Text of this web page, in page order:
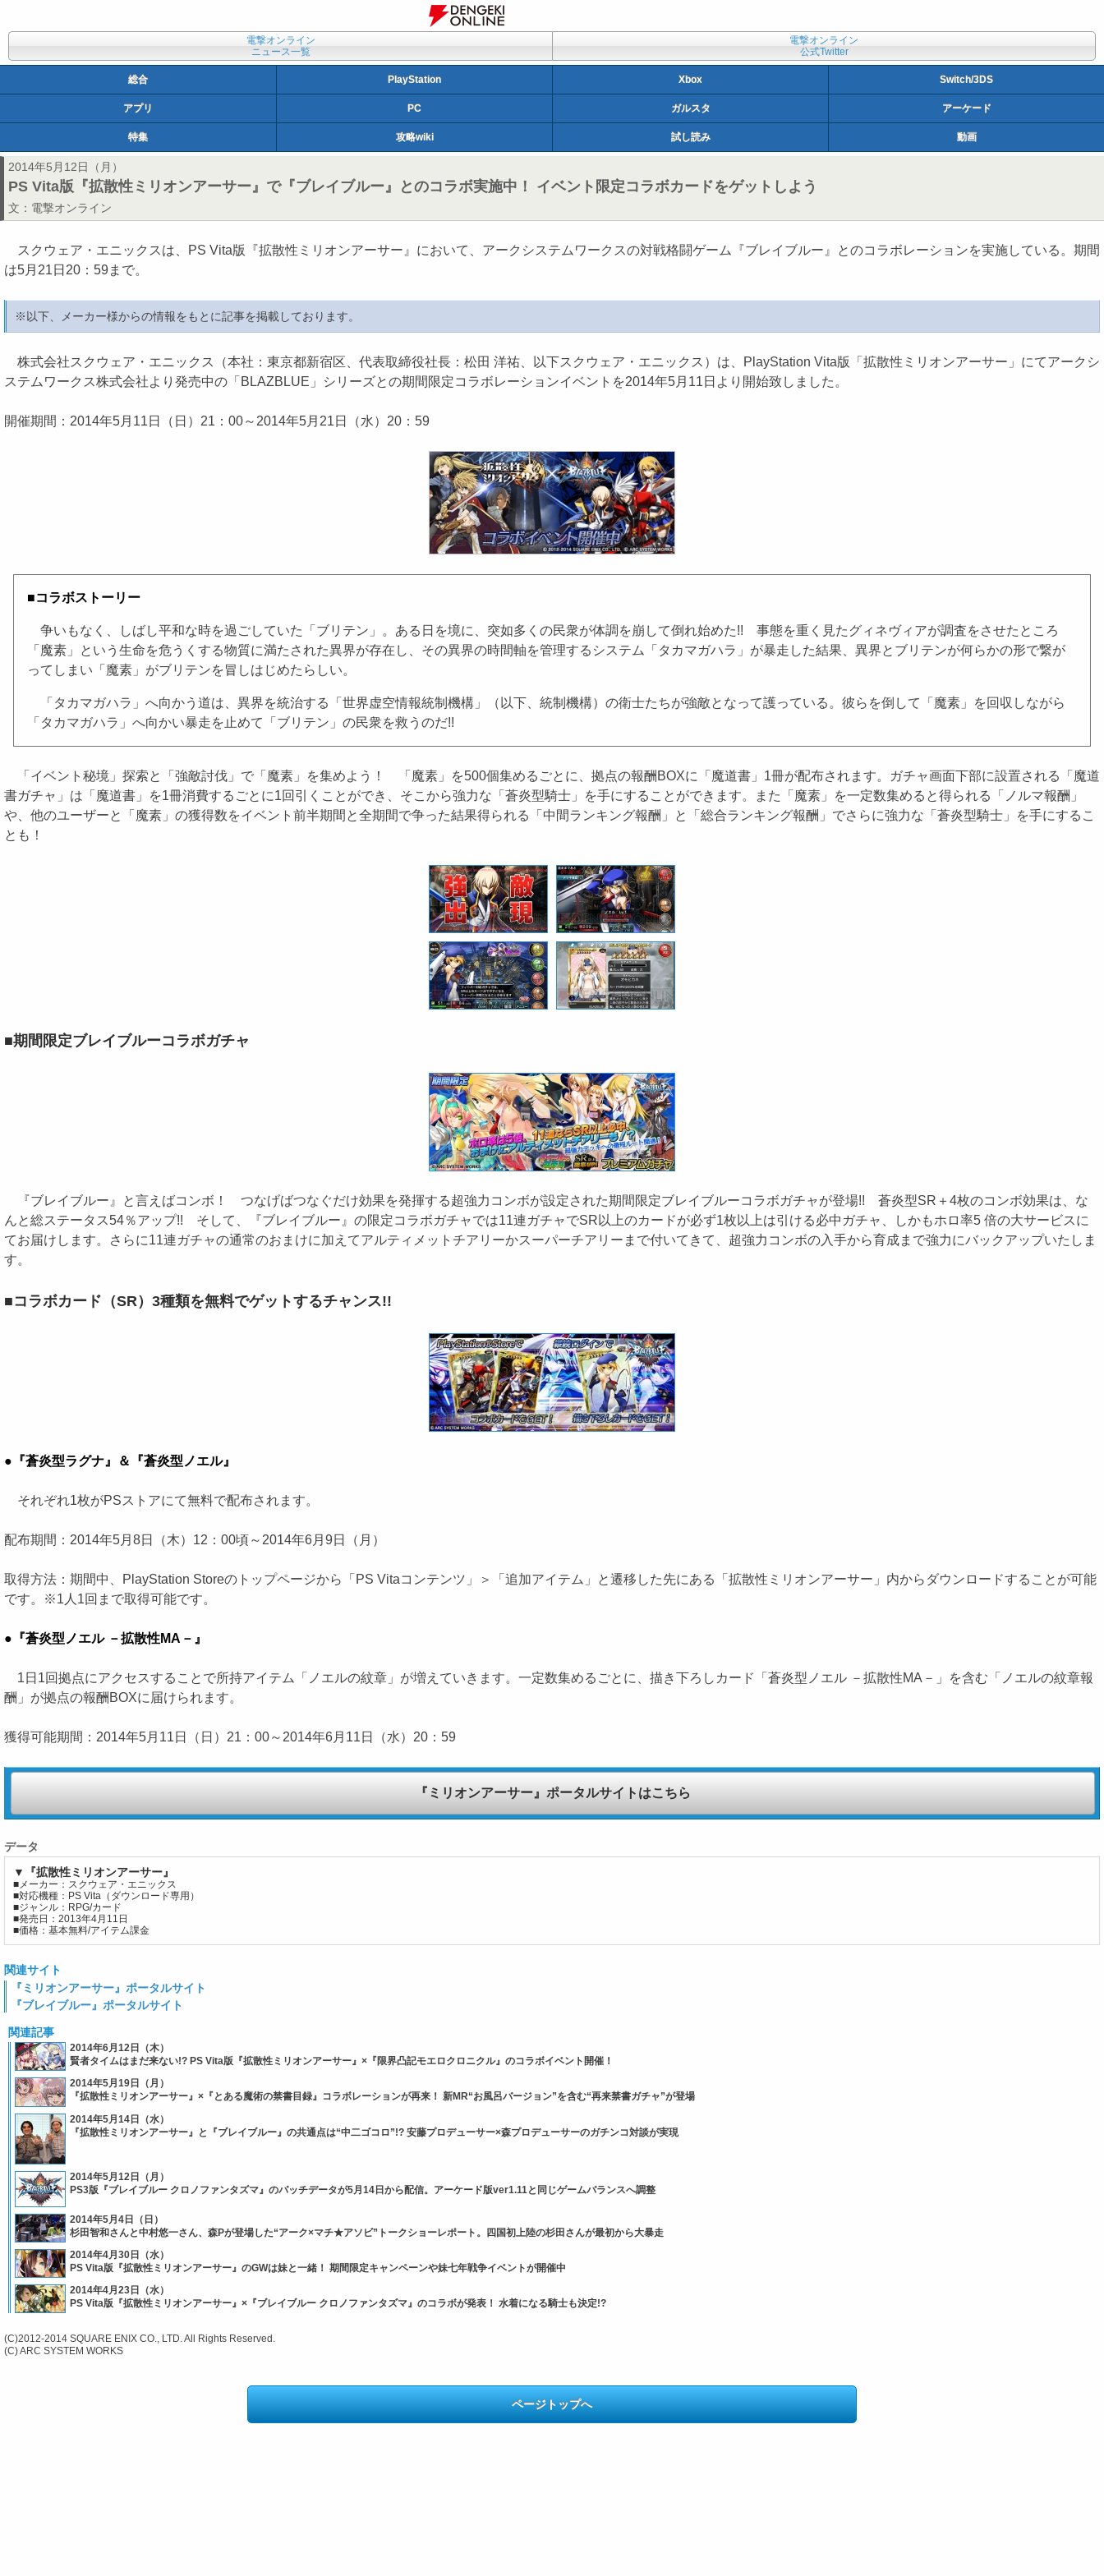
電撃オンライン
ニュース一覧
電撃オンライン
公式Twitter
総合 PlayStation Xbox Switch/3DS
アプリ PC ガルスタ アーケード
特集 攻略wiki 試し読み 動画
2014年5月12日（月）
PS Vita版『拡散性ミリオンアーサー』で『ブレイブルー』とのコラボ実施中！ イベント限定コラボカードをゲットしよう
文： 電撃オンライン
スクウェア・エニックスは、PS Vita版『拡散性ミリオンアーサー』において、アークシステムワークスの対戦格闘ゲーム『ブレイブルー』とのコラボレーションを実施している。期間
は5月21日20：59まで。
※以下、メーカー様からの情報をもとに記事を掲載しております。
株式会社スクウェア・エニックス（本社：東京都新宿区、代表取締役社長：松田 洋祐、以下スクウェア・エニックス）は、PlayStation Vita版「拡散性ミリオンアーサー」にてアークシ
ステムワークス株式会社より発売中の「BLAZBLUE」シリーズとの期間限定コラボレーションイベントを2014年5月11日より開始致しました。
開催期間：2014年5月11日（日）21：00～2014年5月21日（水）20：59
■コラボストーリー
争いもなく、しばし平和な時を過ごしていた「ブリテン」。ある日を境に、突如多くの民衆が体調を崩して倒れ始めた!! 事態を重く見たグィネヴィアが調査をさせたところ
「魔素」という生命を危うくする物質に満たされた異界が存在し、その異界の時間軸を管理するシステム「タカマガハラ」が暴走した結果、異界とブリテンが何らかの形で繋が
ってしまい「魔素」がブリテンを冒しはじめたらしい。
「タカマガハラ」へ向かう道は、異界を統治する「世界虚空情報統制機構」（以下、統制機構）の衛士たちが強敵となって護っている。彼らを倒して「魔素」を回収しながら
「タカマガハラ」へ向かい暴走を止めて「ブリテン」の民衆を救うのだ!!
「イベント秘境」探索と「強敵討伐」で「魔素」を集めよう！ 「魔素」を500個集めるごとに、拠点の報酬BOXに「魔道書」1冊が配布されます。ガチャ画面下部に設置される「魔道
書ガチャ」は「魔道書」を1冊消費するごとに1回引くことができ、そこから強力な「蒼炎型騎士」を手にすることができます。また「魔素」を一定数集めると得られる「ノルマ報酬」
や、他のユーザーと「魔素」の獲得数をイベント前半期間と全期間で争った結果得られる「中間ランキング報酬」と「総合ランキング報酬」でさらに強力な「蒼炎型騎士」を手にするこ
とも！
■期間限定ブレイブルーコラボガチャ
『ブレイブルー』と言えばコンボ！ つなげばつなぐだけ効果を発揮する超強力コンボが設定された期間限定ブレイブルーコラボガチャが登場!! 蒼炎型SR＋4枚のコンボ効果は、な
んと総ステータス54％アップ!! そして、『ブレイブルー』の限定コラボガチャでは11連ガチャでSR以上のカードが必ず1枚以上は引ける必中ガチャ、しかもホロ率5 倍の大サービスに
てお届けします。さらに11連ガチャの通常のおまけに加えてアルティメットチアリーかスーパーチアリーまで付いてきて、超強力コンボの入手から育成まで強力にバックアップいたしま
す。
■コラボカード（SR）3種類を無料でゲットするチャンス!!
●『蒼炎型ラグナ』＆『蒼炎型ノエル』
それぞれ1枚がPSストアにて無料で配布されます。
配布期間：2014年5月8日（木）12：00頃～2014年6月9日（月）
取得方法：期間中、PlayStation Storeのトップページから「PS Vitaコンテンツ」＞「追加アイテム」と遷移した先にある「拡散性ミリオンアーサー」内からダウンロードすることが可能
です。※1人1回まで取得可能です。
●『蒼炎型ノエル －拡散性MA－』
1日1回拠点にアクセスすることで所持アイテム「ノエルの紋章」が増えていきます。一定数集めるごとに、描き下ろしカード「蒼炎型ノエル －拡散性MA－」を含む「ノエルの紋章報
酬」が拠点の報酬BOXに届けられます。
獲得可能期間：2014年5月11日（日）21：00～2014年6月11日（水）20：59
『ミリオンアーサー』ポータルサイトはこちら
データ
▼『拡散性ミリオンアーサー』
■メーカー：スクウェア・エニックス
■対応機種：PS Vita（ダウンロード専用）
■ジャンル：RPG/カード
■発売日：2013年4月11日
■価格：基本無料/アイテム課金
関連サイト
『ミリオンアーサー』ポータルサイト
『ブレイブルー』ポータルサイト
関連記事
2014年6月12日（木）
賢者タイムはまだ来ない!? PS Vita版『拡散性ミリオンアーサー』×『限界凸記モエロクロニクル』のコラボイベント開催！
2014年5月19日（月）
『拡散性ミリオンアーサー』×『とある魔術の禁書目録』コラボレーションが再来！ 新MR“お風呂バージョン”を含む“再来禁書ガチャ”が登場
2014年5月14日（水）
『拡散性ミリオンアーサー』と『ブレイブルー』の共通点は“中二ゴコロ”!? 安藤プロデューサー×森プロデューサーのガチンコ対談が実現
2014年5月12日（月）
PS3版『ブレイブルー クロノファンタズマ』のパッチデータが5月14日から配信。アーケード版ver1.11と同じゲームバランスへ調整
2014年5月4日（日）
杉田智和さんと中村悠一さん、森Pが登場した“アーク×マチ★アソビ”トークショーレポート。四国初上陸の杉田さんが最初から大暴走
2014年4月30日（水）
PS Vita版『拡散性ミリオンアーサー』のGWは妹と一緒！ 期間限定キャンペーンや妹七年戦争イベントが開催中
2014年4月23日（水）
PS Vita版『拡散性ミリオンアーサー』×『ブレイブルー クロノファンタズマ』のコラボが発表！ 水着になる騎士も決定!?
(C)2012-2014 SQUARE ENIX CO., LTD. All Rights Reserved.
(C) ARC SYSTEM WORKS
ページトップへ